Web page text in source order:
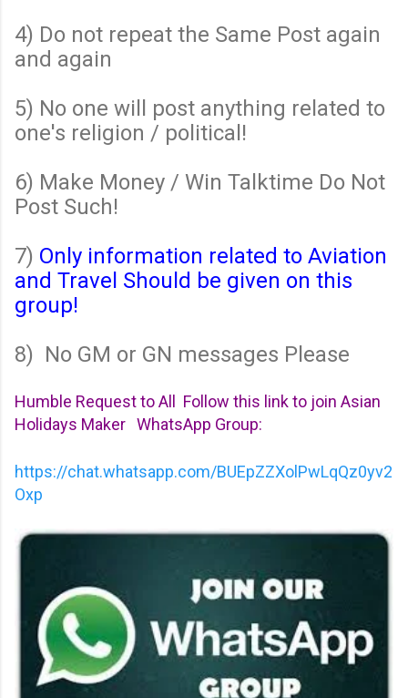
4) Do not repeat the Same Post again
and again
5) No one will post anything related to
one's religion / political!
6) Make Money / Win Talktime Do Not
Post Such!
7) Only information related to Aviation
and Travel Should be given on this
group!
8) No GM or GN messages Please
Humble Request to All Follow this link to join Asian
Holidays Maker WhatsApp Group:
https://chat.whatsapp.com/BUEpZZXolPwLqQz0yv2
Oxp